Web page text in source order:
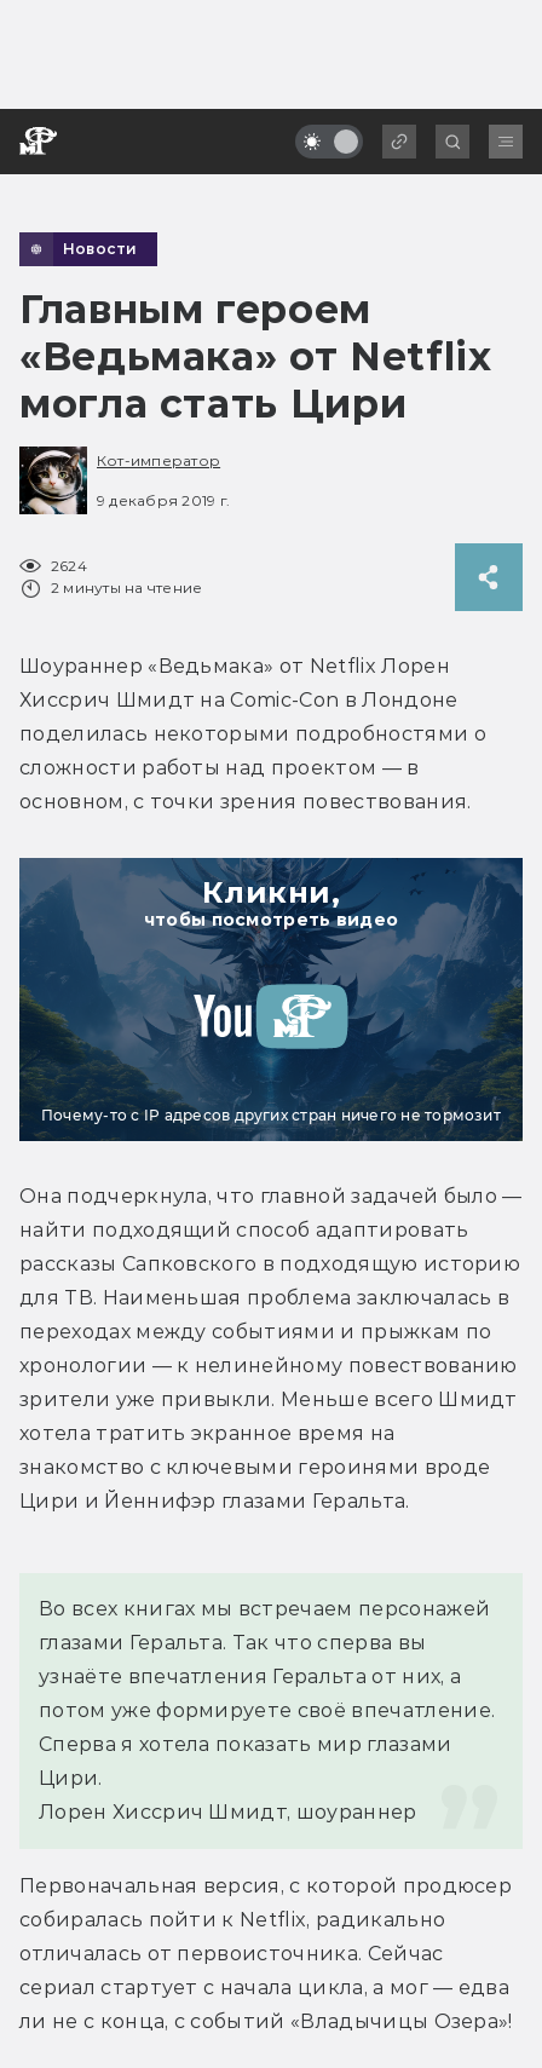
Новости
Главным героем
«Ведьмака» от Netflix
могла стать Цири
Кот-император
9 декабря 2019 г.
2624
2 минуты на чтение
Шоураннер «Ведьмака» от Netflix Лорен
Хиссрич Шмидт на Comic-Con в Лондоне
поделилась некоторыми подробностями о
сложности работы над проектом — в
основном, с точки зрения повествования.
Кликни,
чтобы посмотреть видео
Почему-то с IP адресов других стран ничего не тормозит
Она подчеркнула, что главной задачей было —
найти подходящий способ адаптировать
рассказы Сапковского в подходящую историю
для ТВ. Наименьшая проблема заключалась в
переходах между событиями и прыжкам по
хронологии — к нелинейному повествованию
зрители уже привыкли. Меньше всего Шмидт
хотела тратить экранное время на
знакомство с ключевыми героинями вроде
Цири и Йеннифэр глазами Геральта.
Во всех книгах мы встречаем персонажей
глазами Геральта. Так что сперва вы
узнаёте впечатления Геральта от них, а
потом уже формируете своё впечатление.
Сперва я хотела показать мир глазами
Цири.
Лорен Хиссрич Шмидт, шоураннер
Первоначальная версия, с которой продюсер
собиралась пойти к Netflix, радикально
отличалась от первоисточника. Сейчас
сериал стартует с начала цикла, а мог — едва
ли не с конца, с событий «Владычицы Озера»!